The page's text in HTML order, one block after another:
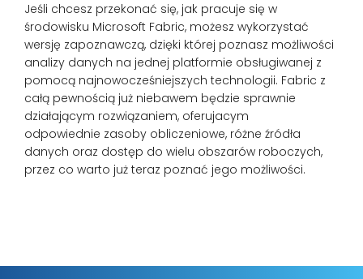
Jeśli chcesz przekonać się, jak pracuje się w
środowisku Microsoft Fabric, możesz wykorzystać
wersję zapoznawczą, dzięki której poznasz możliwości
analizy danych na jednej platformie obsługiwanej z
pomocą najnowocześniejszych technologii. Fabric z
całą pewnością już niebawem będzie sprawnie
działającym rozwiązaniem, oferujacym
odpowiednie zasoby obliczeniowe, różne źródła
danych oraz dostęp do wielu obszarów roboczych,
przez co warto już teraz poznać jego możliwości.